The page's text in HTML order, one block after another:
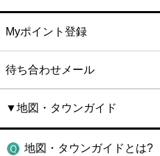
Myポイント登録
待ち合わせメール
▼地図・タウンガイド
地図・タウンガイドとは?